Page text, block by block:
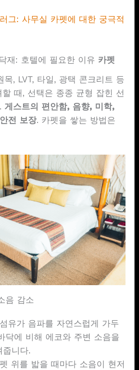
그: 사무실 카펫에 대한 궁극적
재: 호텔에 필요한 이유 카펫
목, LVT, 타일, 광택 콘크리트 등
때, 선택은 종종 균형 잡힌 선
게스트의 편안함, 음향, 미학,
전 보장. 카펫을 쌓는 방법은
음 감소
유가 음파를 자연스럽게 가두
닥에 비해 에코와 주변 소음을
니다.
위를 밟을 때마다 소음이 현저